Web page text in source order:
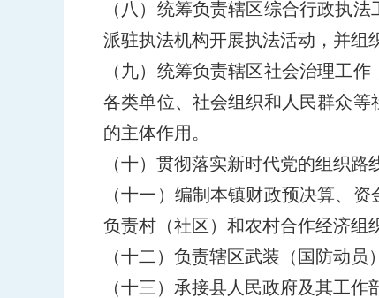
（八）统筹负责辖区综合行政执
派驻执法机构开展执法活动，并组
（九）统筹负责辖区社会治理工
各类单位、社会组织和人民群众
的主体作用。
（十）贯彻落实新时代党的组织
（十一）编制本镇财政预决算、
负责村（社区）和农村合作经济组
（十二）负责辖区武装（国防动员
（十三）承接县人民政府及其工